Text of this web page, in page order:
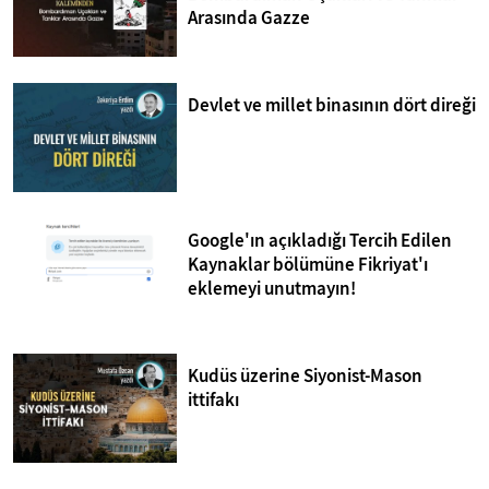
Arasında Gazze
Devlet ve millet binasının dört direği
Google'ın açıkladığı Tercih Edilen
Kaynaklar bölümüne Fikriyat'ı
eklemeyi unutmayın!
Kudüs üzerine Siyonist-Mason
ittifakı